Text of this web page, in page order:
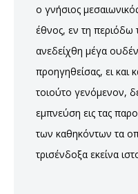
ο γνήσιος
έθνος, εν τη περιόδω
ανεδείχθη μέγα
προηγηθείσας, ει και
τοιούτο γενόμενον,
εμπνεύση εις τας
των καθηκόντων τα
τρισένδοξα εκείνα